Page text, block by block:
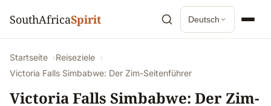
SouthAfricaSpirit Deutsch
Startseite
Reiseziele
Victoria Falls Simbabwe: Der Zim-Seitenführer
Victoria Falls Simbabwe: Der Zim-